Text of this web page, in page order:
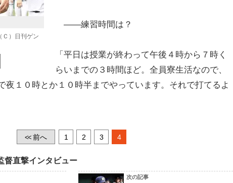
Ｃ）日刊ゲン
――練習時間は？
「平日は授業が終わって午後４時から７時く
らいまでの３時間ほど。全員寮生活なので、
夜１０時とか１０時半までやっています。それで打てるよ
<<前へ 1 2 3 4
督直撃インタビュー
次の記事